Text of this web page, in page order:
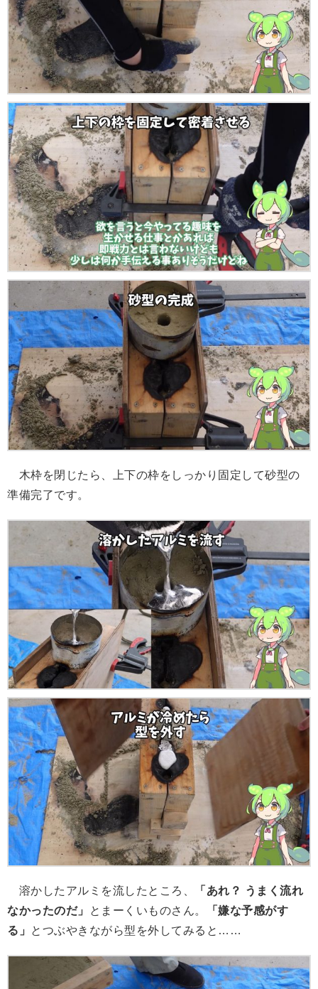
木枠を閉じたら、上下の枠をしっかり固定して砂型の
準備完了です。
溶かしたアルミを流したところ、
「あれ？ うまく流れ
なかったのだ」
とまーくいものさん。
「嫌な予感がす
る」
とつぶやきながら型を外してみると……